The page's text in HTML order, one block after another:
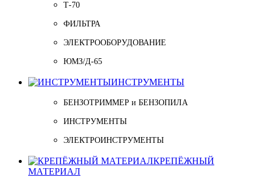
Т-70
ФИЛЬТРА
ЭЛЕКТРООБОРУДОВАНИЕ
ЮМЗ/Д-65
ИНСТРУМЕНТЫ
БЕНЗОТРИММЕР и БЕНЗОПИЛА
ИНСТРУМЕНТЫ
ЭЛЕКТРОИНСТРУМЕНТЫ
КРЕПЁЖНЫЙ
МАТЕРИАЛ